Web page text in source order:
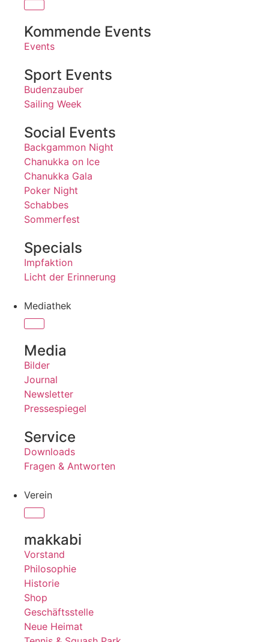
Kommende Events
Events
Sport Events
Budenzauber
Sailing Week
Social Events
Backgammon Night
Chanukka on Ice
Chanukka Gala
Poker Night
Schabbes
Sommerfest
Specials
Impfaktion
Licht der Erinnerung
Mediathek
Media
Bilder
Journal
Newsletter
Pressespiegel
Service
Downloads
Fragen & Antworten
Verein
makkabi
Vorstand
Philosophie
Historie
Shop
Geschäftsstelle
Neue Heimat